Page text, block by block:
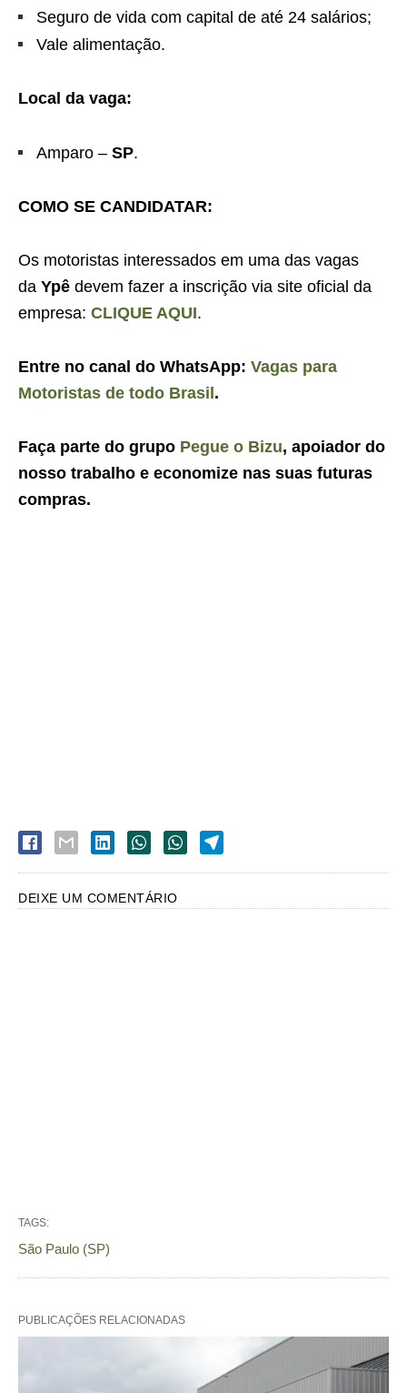
Seguro de vida com capital de até 24 salários;
Vale alimentação.
Local da vaga:
Amparo – SP.
COMO SE CANDIDATAR:
Os motoristas interessados em uma das vagas
da Ypê devem fazer a inscrição via site oficial da
empresa: CLIQUE AQUI.
Entre no canal do WhatsApp: Vagas para
Motoristas de todo Brasil.
Faça parte do grupo Pegue o Bizu, apoiador do
nosso trabalho e economize nas suas futuras
compras.
DEIXE UM COMENTÁRIO
TAGS:
São Paulo (SP)
PUBLICAÇÕES RELACIONADAS